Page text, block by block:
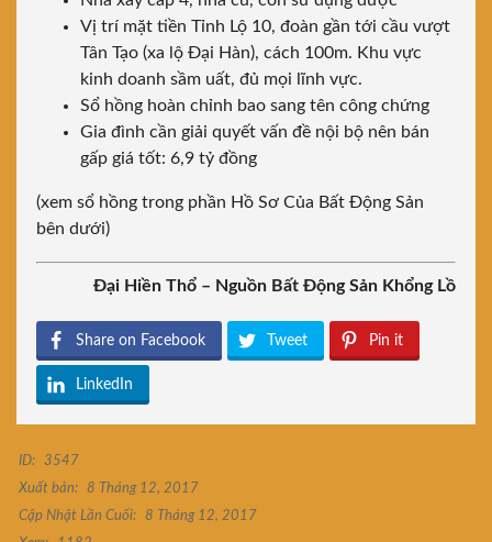
Vị trí mặt tiền Tỉnh Lộ 10, đoàn gần tới cầu vượt
Tân Tạo (xa lộ Đại Hàn), cách 100m. Khu vực
kinh doanh sầm uất, đủ mọi lĩnh vực.
Sổ hồng hoàn chỉnh bao sang tên công chứng
Gia đình cần giải quyết vấn đề nội bộ nên bán
gấp giá tốt: 6,9 tỷ đồng
(xem sổ hồng trong phần Hồ Sơ Của Bất Động Sản
bên dưới)
Đại Hiền Thổ – Nguồn Bất Động Sản Khổng Lồ
Share on Facebook Tweet Pin it
LinkedIn
ID:
3547
Xuất bản:
8 Tháng 12, 2017
Cập Nhật Lần Cuối:
8 Tháng 12, 2017